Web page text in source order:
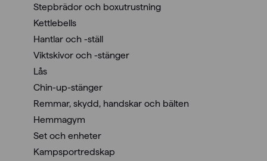
Stepbrädor och boxutrustning
Kettlebells
Hantlar och -ställ
Viktskivor och -stänger
Lås
Chin-up-stänger
Remmar, skydd, handskar och bälten
Hemmagym
Set och enheter
Kampsportredskap